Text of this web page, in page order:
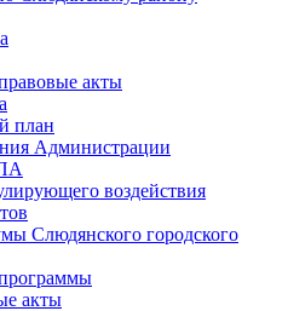
акты
план
Администрации
воздействия
Слюдянского городского
акты